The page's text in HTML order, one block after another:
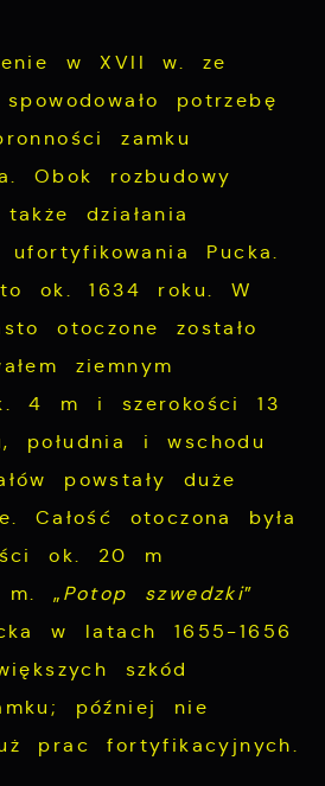
w XVII w. ze
potrzebę
zamku
Obok rozbudowy
działania
Pucka.
ok. 1634 roku. W
otoczone zostało
ziemnym
4 m i szerokości 13
południa i wschodu
powstały duże
Całość otoczona była
ok. 20 m
m. „ Potop szwedzki”
w latach 1655-1656
szkód
później nie
prac fortyfikacyjnych.